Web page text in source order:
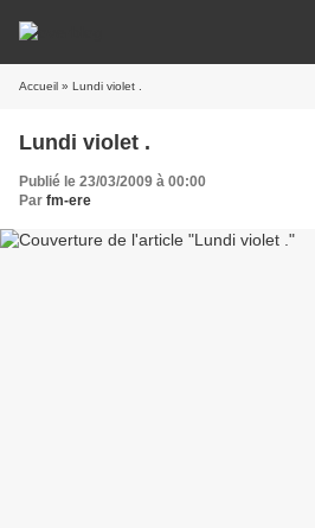
Accueil » Lundi violet .
Lundi violet .
Publié le 23/03/2009 à 00:00
Par fm-ere